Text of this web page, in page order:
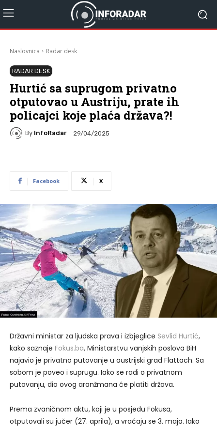
Naslovnica Radar desk
RADAR DESK
Hurtić sa suprugom privatno
otputovao u Austriju, prate ih
policajci koje plaća država?!
By InfoRadar 29/04/2025
Facebook X
Državni ministar za ljudska prava i izbjeglice Sevlid Hurtić,
kako saznaje Fokus.ba, Ministarstvu vanjskih poslova BiH
najavio je privatno putovanje u austrijski grad Flattach. Sa
sobom je poveo i suprugu. Iako se radi o privatnom
putovanju, dio ovog aranžmana će platiti država.
Prema zvaničnom aktu, koji je u posjedu Fokusa,
otputovali su jučer (27. aprila), a vraćaju se 3. maja. Iako